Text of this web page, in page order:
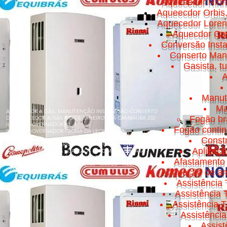
AQUECEDOR A GÁS, MANUTENÇÃO INSTALAÇÃO CONSERTO
DE AQUECEDOR A GÁS RIO DE JANEIRO RUA CAMBAUBA 232
ILHA DO GOVERNADOR RJ
ILHA DO GOVERNADOR - ZONA DA LEOPOLDINA
BONSUCESSO - BANCÁRIOS - CACUIA - CICADE UNIVERSITÁRIA
- COCOTÁ - FREGUESIA - GALEÃO - JARDIM GUANABARA -
JARDIM CARIOCA - MARÉ - OLARIA - PITANGUEIRAS -
PORTUGUESA - PRAIA DA BANDEIRA - RAMOS - RIBEIRA - TÁUA
- ZUMBI
Aquecedor
Aqueecdor Orbis,
Aquecedor
Aquecdor
Conversão
Conserto
Gasista,
Fogão
Fogão
Adquação de
Assistência
Assistência
Assistência